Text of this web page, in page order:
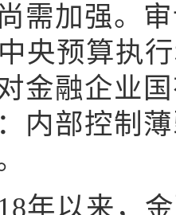
需加强。
央预算执
金融企业
内部控制
以来，金